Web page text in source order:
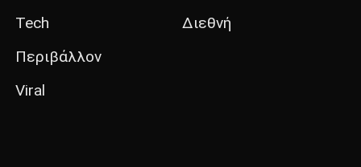
Tech
Περιβάλλον
Viral
Διεθνή